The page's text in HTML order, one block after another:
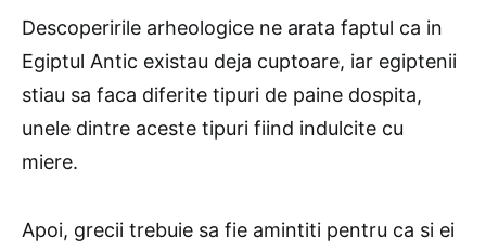
Descoperirile arheologice ne arata faptul ca in
Egiptul Antic existau deja cuptoare, iar egiptenii
stiau sa faca diferite tipuri de paine dospita,
unele dintre aceste tipuri fiind indulcite cu
miere.
Apoi, grecii trebuie sa fie amintiti pentru ca si ei